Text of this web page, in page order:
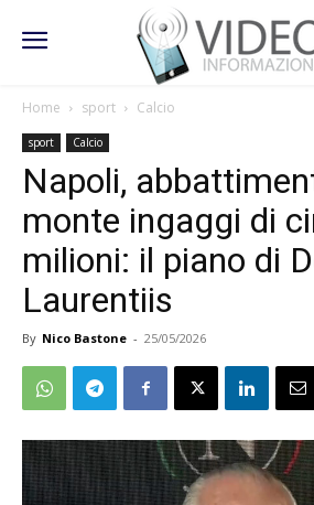
Home sport Calcio
sport Calcio
Napoli,
monte ingaggi di
milioni: il piano di
Laurentiis
By Nico Bastone - 25/05/2026